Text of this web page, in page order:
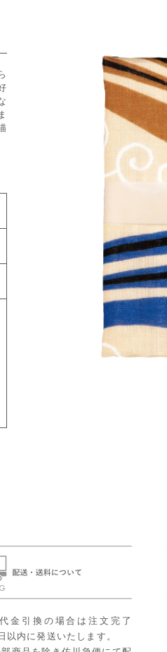
金引換の場合は注文完了
以内に発送いたします。